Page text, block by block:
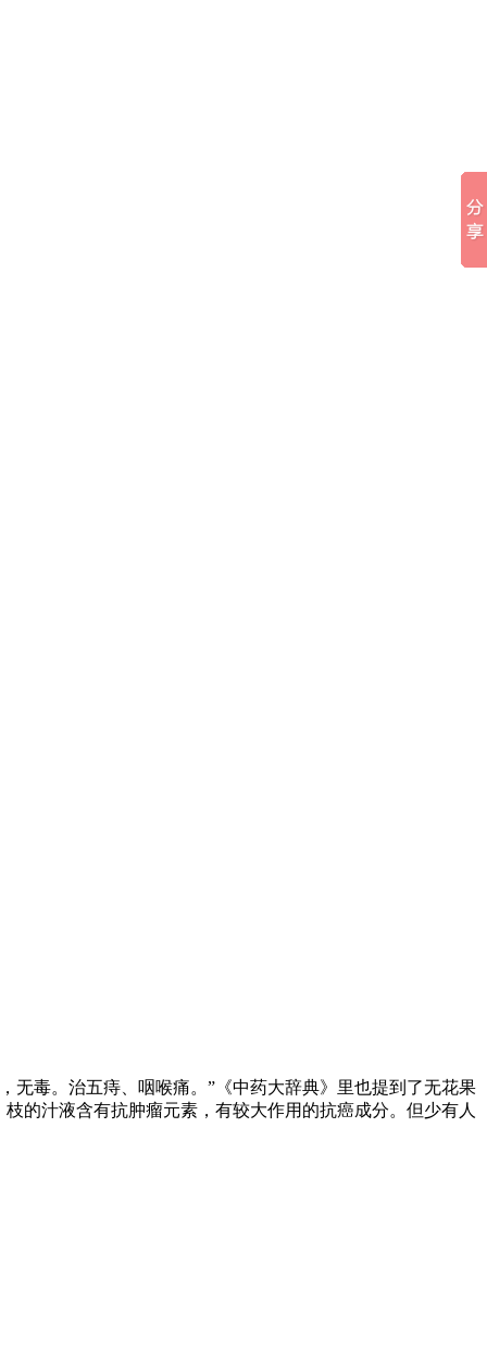
无毒。治五痔、咽喉痛。”《中药大辞典》里也提到了无花果
的汁液含有抗肿瘤元素，有较大作用的抗癌成分。但少有人